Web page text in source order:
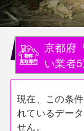
京都府
い業者
現在、この条
れているデー
せん。